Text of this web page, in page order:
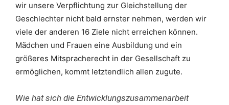
wir unsere Verpflichtung zur Gleichstellung der
Geschlechter nicht bald ernster nehmen, werden wir
viele der anderen 16 Ziele nicht erreichen können.
Mädchen und Frauen eine Ausbildung und ein
größeres Mitspracherecht in der Gesellschaft zu
ermöglichen, kommt letztendlich allen zugute.
Wie hat sich die Entwicklungszusammenarbeit